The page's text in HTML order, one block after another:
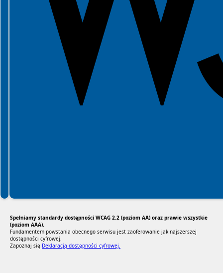
Spełniamy standardy dostępności WCAG 2.2 (poziom AA) oraz prawie wszystkie
(poziom AAA).
Fundamentem powstania obecnego serwisu jest zaoferowanie jak najszerszej
dostępności cyfrowej.
Zapoznaj się Deklaracją dostępności cyfrowej.